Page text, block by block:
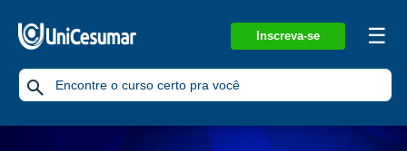
Inscreva-se ☰